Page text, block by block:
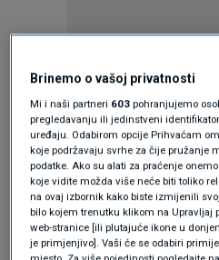
Oglas
Brinemo o vašoj privatnosti
Mi i naši partneri 603 pohranjujemo
pregledavanju ili jedinstveni
uređaju. Odabirom opcije Prihvaćam
koje podržavaju svrhe za čije pružanje
podatke. Ako su alati za praćenje
koje vidite možda više neće biti toliko
na ovaj izbornik kako biste izmijenili
bilo kojem trenutku klikom na Upravljaj
web-stranice [ili plutajuće ikone u
je primjenjivo]. Vaši će se odabiri